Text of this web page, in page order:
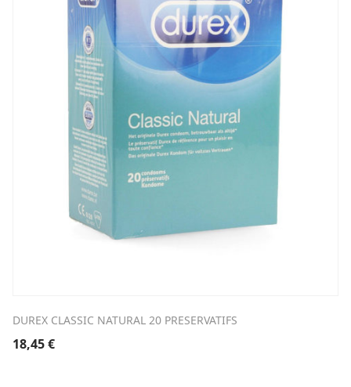
DUREX CLASSIC NATURAL 20 PRESERVATIFS
18,45€